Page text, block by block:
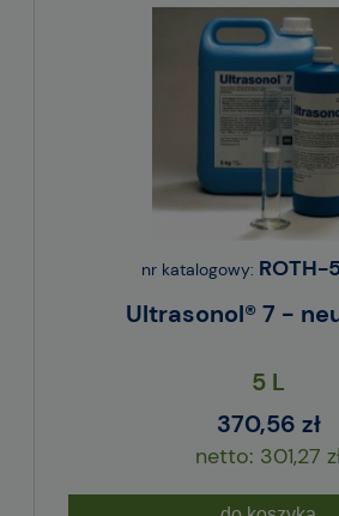
nr katalogowy: ROTH-
Ultrasonol® 7 -
5 L
370,56 zł
301,27